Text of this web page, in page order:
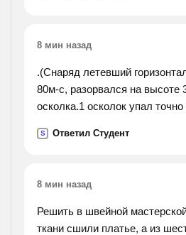
8 мин назад
.(Cнаряд летевший
80м-с, разорвался на высоте
осколка.1 осколок упал
каком направлении он станет
S Ответил Студент
8 мин назад
Решить в швейной
ткани сшили платье, а из